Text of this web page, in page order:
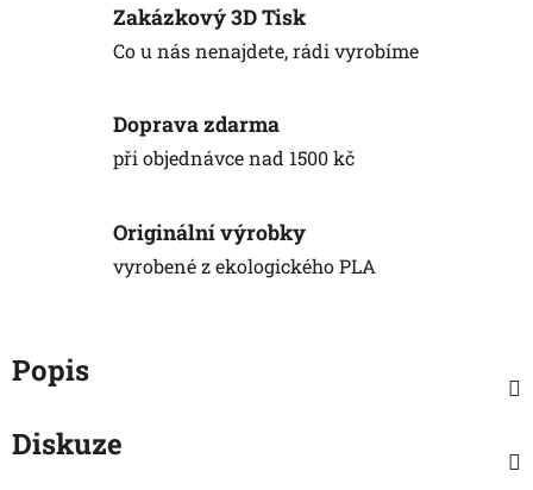
Zakázkový 3D Tisk
Co u nás nenajdete, rádi vyrobíme
Doprava zdarma
při objednávce nad 1500 kč
Originální výrobky
vyrobené z ekologického PLA
Popis
Diskuze